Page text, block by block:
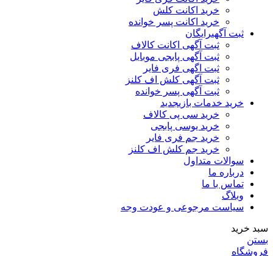
خرید اکانت کلش
خرید اکانت پسر خوانده
ثبت آگهیرایگان
ثبت آگهی اکانت کالاف
ثبت آگهی پابجی موبایل
ثبت اگهی فری فایر
ثبت آگهی کلش اف کلنز
ثبت آگهی پسر خوانده
خرید خدمات بازیجدید
خرید سی پی کالاف
خرید یوسی پابجی
خرید جم فری فایر
خرید جم کلش اف کلنز
سوالات متداول
درباره ما
تماس با ما
وبلاگ
سیاست مرجوعی و عودت وجه
سبد خرید
بستن
فروشگاه